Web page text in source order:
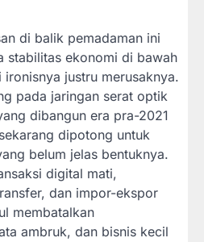
di balik pemadaman ini
stabilitas ekonomi di bawah
justru merusaknya.
pada jaringan serat optik
dibangun era pra-2021
dipotong untuk
belum jelas bentuknya.
digital mati,
dan impor-ekspor
membatalkan
ambruk, dan bisnis kecil